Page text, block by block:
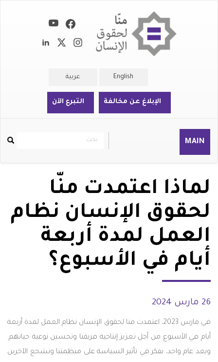
English عربية
الإبلاغ عن مخالفة التبرع الآن
MAIN
Rechercher
بحث
لماذا اعتمدت منّا
لحقوق الإنسان نظام
العمل لمدة أربعة
أيام في الأسبوع؟
26 مارس 2024
في مارس 2023، اعتمدت منا لحقوق الإنسان نظام العمل لمدة أربعة
أيام في الأسبوع من أجل تعزيز إنتاجية فريقنا وتحسين نوعية حياتهم.
وبعد عام واحد، نفكر في تأثير السياسة على منظمتنا ونشجع الآخرين